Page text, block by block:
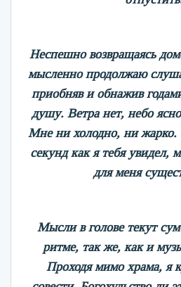
Неспешно возвращаясь
мысленно продолжаю
приобняв и обнажив
душу. Ветра нет, небо
Мне ни холодно, ни
секунд как я тебя увидел,
для меня
Мысли в голове текут
ритме, так же, как и
Проходя мимо храма, я